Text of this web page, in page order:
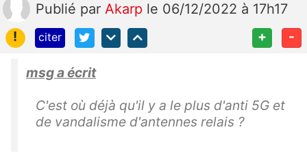
Publié par Akarp le 06/12/2022 à 17h17
!
citer + -
msg a écrit
C'est où déjà qu'il y a le plus d'anti 5G et
de vandalisme d'antennes relais ?